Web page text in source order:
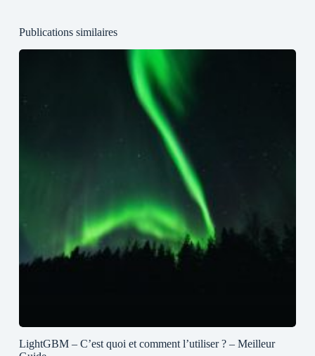
Publications similaires
LightGBM – C’est quoi et comment l’utiliser ? – Meilleur